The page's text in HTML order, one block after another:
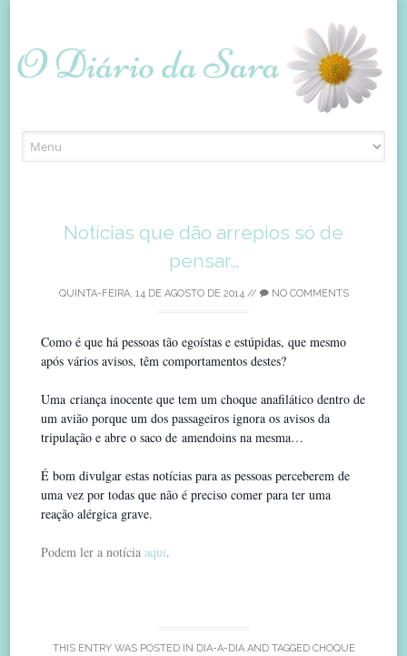
to
Notícias que dão arrepios só de
pensar…
QUINTA-FEIRA, 14 DE AGOSTO DE 2014// NO COMMENTS
Como é que há pessoas tão egoístas e estúpidas, que mesmo
após vários avisos, têm comportamentos destes?
Uma criança inocente que tem um choque anafilático dentro de
um avião porque um dos passageiros ignora os avisos da
tripulação e abre o saco de amendoins na mesma…
É bom divulgar estas notícias para as pessoas perceberem de
uma vez por todas que não é preciso comer para ter uma
reação alérgica grave.
Podem ler a notíciaaqui.
THIS ENTRY WAS POSTED IN DIA-A-DIAAND TAGGED CHOQUE